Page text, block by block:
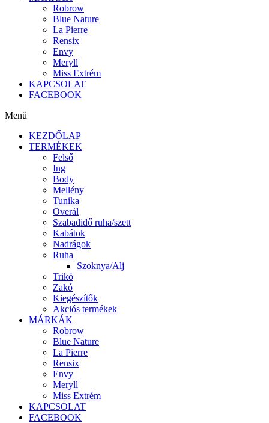
Robrow
Blue Nature
La Pierre
Rensix
Envy
Meryll
Miss Extrém
KAPCSOLAT
FACEBOOK
Menü
KEZDŐLAP
TERMÉKEK
Felső
Ing
Body
Mellény
Tunika
Overál
Szabadidő ruha/szett
Kabátok
Nadrágok
Ruha
Szoknya/Alj
Trikó
Zakó
Kiegészítők
Akciós termékek
MÁRKÁK
Robrow
Blue Nature
La Pierre
Rensix
Envy
Meryll
Miss Extrém
KAPCSOLAT
FACEBOOK